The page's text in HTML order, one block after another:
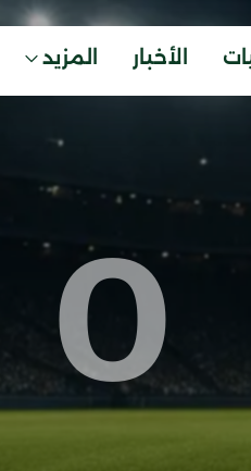
الأخبار المزيد
0